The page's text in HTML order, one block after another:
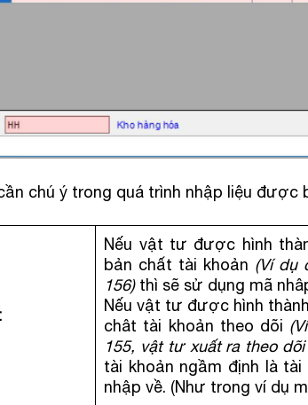
chú ý trong quá trình nhập liệu được
Nếu vật tư được hình
bản chất tài khoản (Ví dụ
156)thì sẽ sử dụng mã
Nếu vật tư được hình
chât tài khoản theo dõi
155, vật tư xuất ra theo
tài khoản ngầm định là
nhập về. (Như trong ví dụ